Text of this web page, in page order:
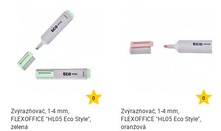
0
Zvýrazňovač, 1-4 mm,
FLEXOFFICE "HL05 Eco Style",
zelená
0
Zvýrazňovač, 1-4 mm,
FLEXOFFICE "HL05 Eco Style",
oranžová